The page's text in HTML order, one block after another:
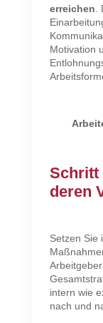
erreichen
Motivation
Schritt
deren
Setzen Sie
intern wie
nach und